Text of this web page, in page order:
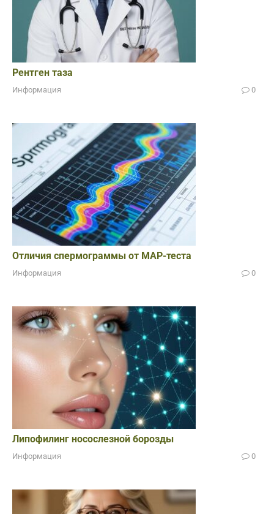
Рентген таза
Информация 0
Отличия спермограммы от МАР-теста
Информация 0
Липофилинг носослезной борозды
Информация 0